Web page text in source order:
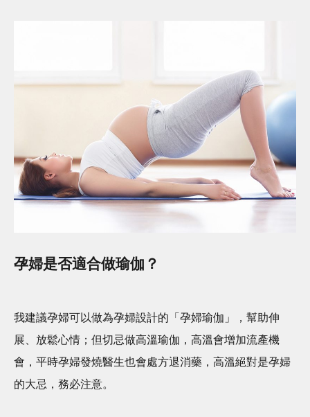
孕婦是否適合做瑜伽？
我建議孕婦可以做為孕婦設計的「孕婦瑜伽」，幫助伸
展、放鬆心情；但切忌做高溫瑜伽，高溫會增加流產機
會，平時孕婦發燒醫生也會處方退消藥，高溫絕對是孕婦
的大忌，務必注意。